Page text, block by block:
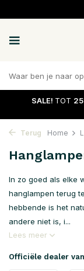
SALE! TOT
Terug Home
In zo goed als elke
hanglampen terug
hebbende is het
andere niet is, i...
Lees meer
Officiële dealer van